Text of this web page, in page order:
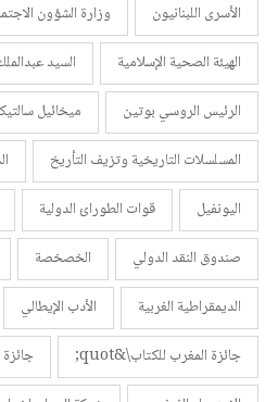
الأسرى اللبنانيون
وزارة الشؤون
الهيئة الصحية الإسلامية
السيد
الرئيس الروسي بوتين
ميخائيل
المسلسلات التاريخية وتزيف التأريخ
اليونفيل
قوات الطورائ الدولية
صندوق النقد الدولي
الخصخصة
الديمقراطية الغربية
الأدب الإيطالي
جائزة المغرب للكتاب\&quot;